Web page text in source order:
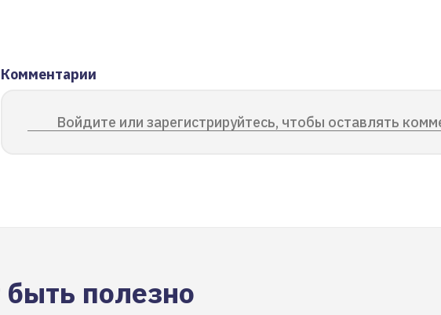
Комментарии
Войдите или зарегистрируйтесь, чтобы оставлять
полезно